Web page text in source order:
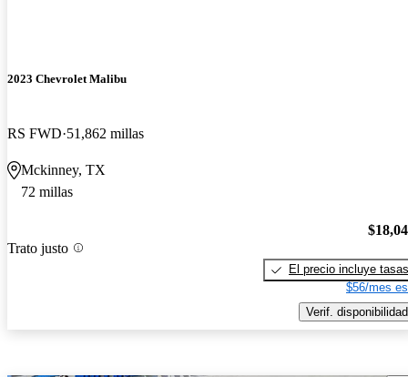
2023 Chevrolet Malibu
RS FWD 51,862 millas
Mckinney, TX
72 millas
Trato justo
El precio incluye tasas
$56/mes
Verif. disponibilidad